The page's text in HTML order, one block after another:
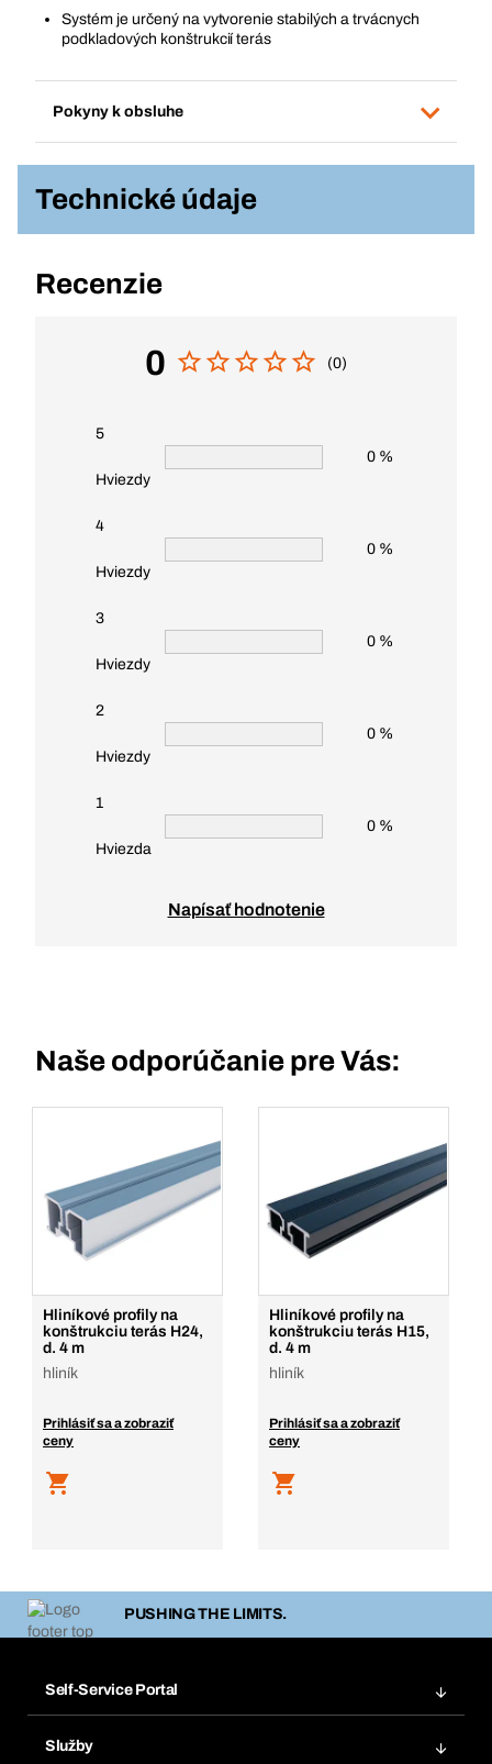
Systém je určený na vytvorenie stabilých a trvácnych
podkladových konštrukcií terás
Pokyny k obsluhe
Technické údaje
Recenzie
0 (0)
5
Hviezdy
0 %
4
Hviezdy
0 %
3
Hviezdy
0 %
2
Hviezdy
0 %
1
Hviezda
0 %
Napísať hodnotenie
Naše odporúčanie pre Vás:
Hliníkové profily na
konštrukciu terás H24,
d. 4 m
hliník
Prihlásiť sa a zobraziť
ceny
Hliníkové profily na
konštrukciu terás H15,
d. 4 m
hliník
Prihlásiť sa a zobraziť
ceny
PUSHING THE LIMITS.
Self-Service Portal
Služby